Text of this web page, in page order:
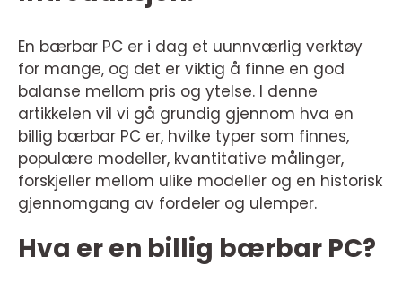
En bærbar PC er i dag et uunnværlig verktøy
for mange, og det er viktig å finne en god
balanse mellom pris og ytelse. I denne
artikkelen vil vi gå grundig gjennom hva en
billig bærbar PC er, hvilke typer som finnes,
populære modeller, kvantitative målinger,
forskjeller mellom ulike modeller og en historisk
gjennomgang av fordeler og ulemper.
Hva er en billig bærbar PC?